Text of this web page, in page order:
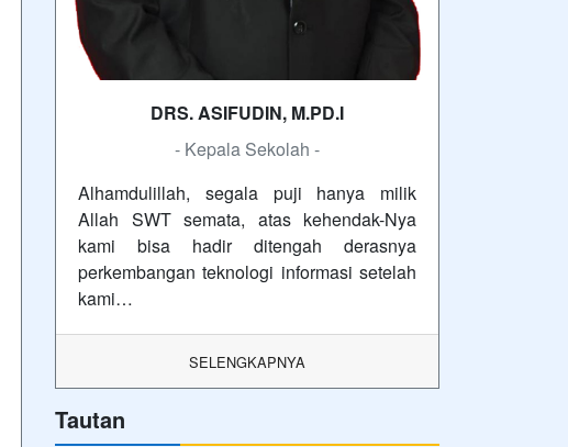
DRS. ASIFUDIN, M.PD.I
- Kepala Sekolah -
Alhamdulillah, segala puji hanya milik
Allah SWT semata, atas kehendak-Nya
kami bisa hadir ditengah derasnya
perkembangan teknologi informasi setelah
kami…
SELENGKAPNYA
Tautan